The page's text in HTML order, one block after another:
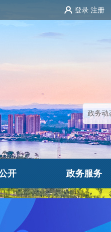
登录 注册
开 政务服务